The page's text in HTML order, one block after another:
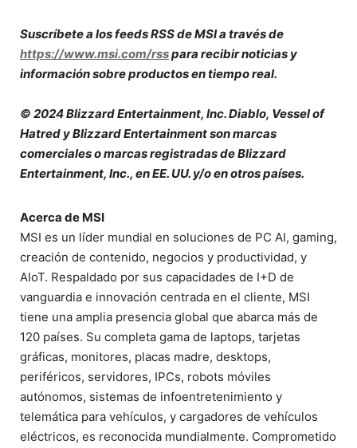
Suscríbete a los feeds RSS de MSI a través de
https://www.msi.com/rsspara recibir noticias y
información sobre productos en tiempo real.
© 2024 Blizzard Entertainment, Inc. Diablo, Vessel of
Hatred y Blizzard Entertainment son marcas
comerciales o marcas registradas de Blizzard
Entertainment, Inc., en EE. UU. y/o en otros países.
Acerca de MSI
MSI es un líder mundial en soluciones de PC AI, gaming,
creación de contenido, negocios y productividad, y
AIoT. Respaldado por sus capacidades de I+D de
vanguardia e innovación centrada en el cliente, MSI
tiene una amplia presencia global que abarca más de
120 países. Su completa gama de laptops, tarjetas
gráficas, monitores, placas madre, desktops,
periféricos, servidores, IPCs, robots móviles
autónomos, sistemas de infoentretenimiento y
telemática para vehículos, y cargadores de vehículos
eléctricos, es reconocida mundialmente. Comprometido